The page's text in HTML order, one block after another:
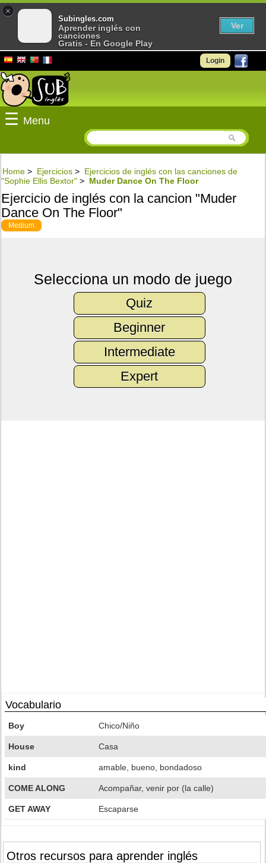
Login
☰ Menu
Home > Ejercicios > Ejercicios de inglés con las canciones de
"Sophie Ellis Bextor" > Muder Dance On The Floor
Ejercicio de inglés con la cancion "Muder
Dance On The Floor"
Medium
Selecciona un modo de juego
Quiz
Beginner
Intermediate
Expert
Vocabulario
Boy Chico/Niño
House Casa
kind amable, bueno, bondadoso
COME ALONG Acompañar, venir por (la calle)
GET AWAY Escaparse
Otros recursos para aprender inglés
×
Subingles.com
Aprender inglés con
canciones
Gratis - En Google Play
Ver